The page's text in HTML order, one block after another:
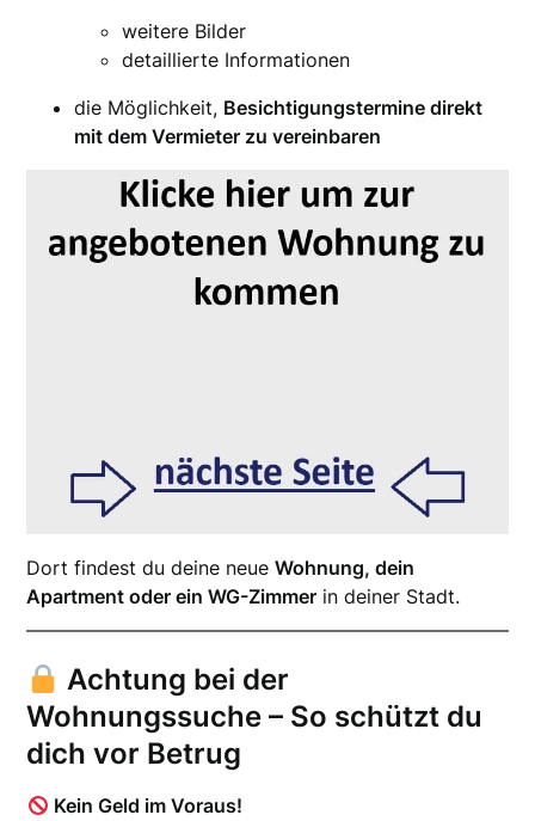
weitere Bilder
detaillierte Informationen
die Möglichkeit, Besichtigungstermine direkt
mit dem Vermieter zu vereinbaren
Dort findest du deine neueWohnung, dein
Apartment oder ein WG-Zimmer in deiner Stadt.
Achtung bei der
Wohnungssuche – So schützt du
dich vor Betrug
Kein Geld im Voraus!